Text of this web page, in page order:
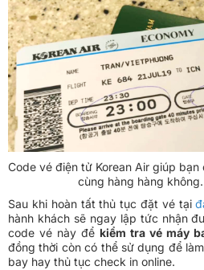
Code vé điện tử Korean Air giúp
cùng hàng hàng
Sau khi hoàn tất thủ tục đặt vé tại
hành khách sẽ ngay lập tức nhận
code vé này để kiểm tra vé máy
đồng thời còn có thể sử dụng để
bay hay thủ tục check in online.